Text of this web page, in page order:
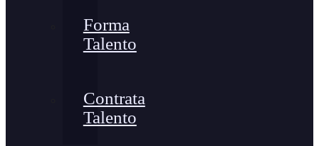
Forma
Talento
Contrata
Talento